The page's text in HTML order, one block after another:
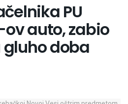
PU
ov auto, zabio
gluho doba